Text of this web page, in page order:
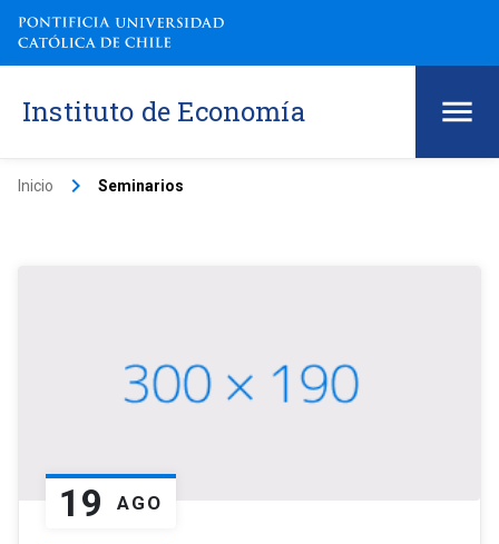
Instituto de Economía
Inicio keyboard_arrow_right Seminarios
19 AGO